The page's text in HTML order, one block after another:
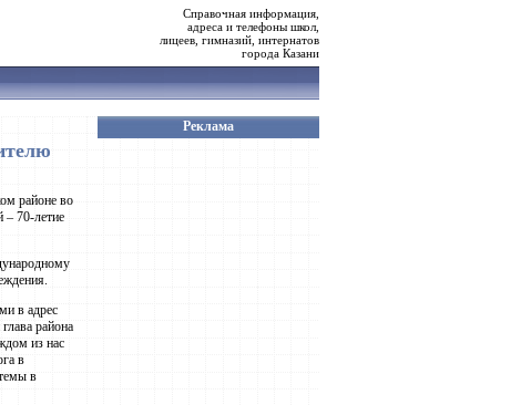
Справочная информация,
адреса и телефоны школ,
лицеев, гимназий, интернатов
города Казани
районе во
– 70-летие
в адрес
района
из нас
в
в
Реклама